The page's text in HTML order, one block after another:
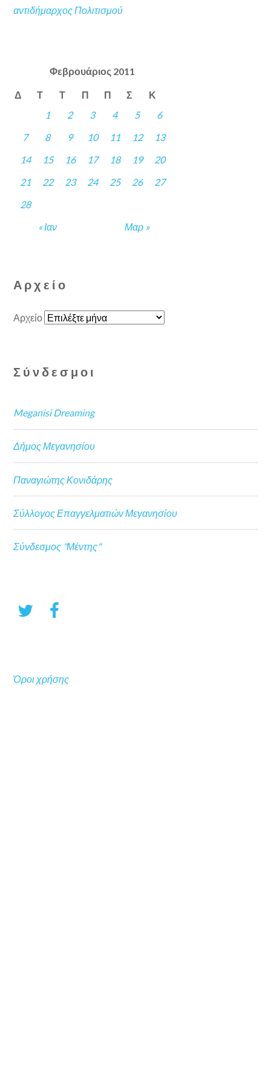
αντιδήμαρχος Πολιτισμού
Φεβρουάριος 2011
Δ Τ Τ Π Π Σ Κ
« Ιαν Μαρ »
1 2 3 4 5
6
7
8 9 10 11 12
13
14
15 16 17 18 19
20
21
22 23 24 25 26
27
28
Αρχείο
Αρχείο
Σύνδεσμοι
Meganisi Dreaming
Δήμος Μεγανησίου
Παναγιώτης Κονιδάρης
Σύλλογος Επαγγελματιών Μεγανησίου
Σύνδεσμος "Μέντης"
Όροι χρήσης